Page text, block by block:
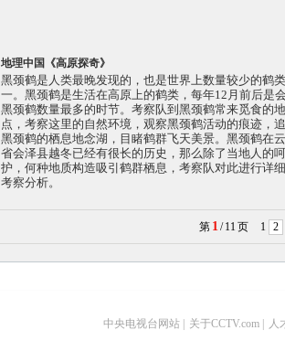
地理中国《高原探奇》
黑颈鹤是人类最晚发现的，也是世界上数量较少的鹤
一。黑颈鹤是生活在高原上的鹤类，每年12月前后是
黑颈鹤数量最多的时节。考察队到黑颈鹤常来觅食的地
点，考察这里的自然环境，观察黑颈鹤活动的痕迹，
黑颈鹤的栖息地念湖，目睹鹤群飞天美景。黑颈鹤在
省会泽县越冬已经有很长的历史，那么除了当地人的呵
护，何种地质构造吸引鹤群栖息，考察队对此进行详
考察分析。
第 1 / 11 页 1 2
中央电视台网站 关于CCTV.com 人